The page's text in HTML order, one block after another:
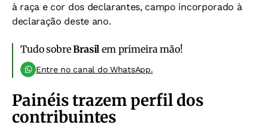
à raça e cor dos declarantes, campo incorporado à
declaração deste ano.
Tudo sobreBrasil em primeira mão!
Entre no canal do WhatsApp.
Painéis trazem perfil dos
contribuintes